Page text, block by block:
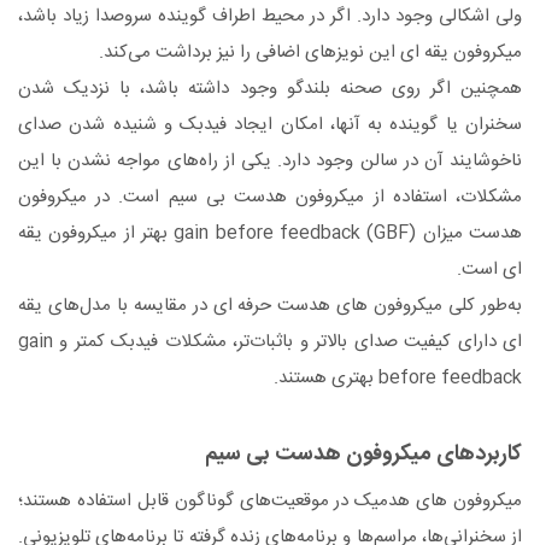
ولی اشکالی وجود دارد. اگر در محیط اطراف گوینده سروصدا زیاد باشد،
میکروفون یقه ای این نویزهای اضافی را نیز برداشت می‌کند.
همچنین اگر روی صحنه بلندگو وجود داشته باشد، با نزدیک شدن
سخنران یا گوینده به آنها، امکان ایجاد فیدبک و شنیده شدن صدای
ناخوشایند آن در سالن وجود دارد. یکی از راه‌های مواجه نشدن با این
مشکلات، استفاده از میکروفون هدست بی سیم است. در میکروفون
هدست میزان gain before feedback (GBF) بهتر از میکروفون یقه
ای است.
به‌طور کلی میکروفون های هدست حرفه ای در مقایسه با مدل‌های یقه
ای دارای کیفیت صدای بالاتر و باثبات‌تر، مشکلات فیدبک کمتر و gain
before feedback بهتری هستند.
کاربردهای میکروفون هدست بی سیم
میکروفون های هدمیک در موقعیت‌های گوناگون قابل استفاده هستند؛
از سخنرانی‌ها، مراسم‌ها و برنامه‌های زنده گرفته تا برنامه‌های تلویزیونی.